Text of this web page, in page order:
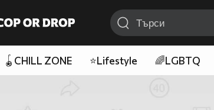
🪀CHILL ZONE ⭐Lifestyle 🌈LGBTQ